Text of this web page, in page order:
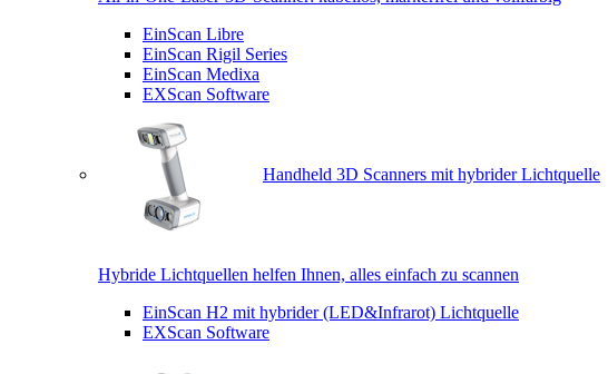
EinScan Libre
EinScan Rigil Series
EinScan Medixa
EXScan Software
Handheld 3D Scanners mit hybrider Lichtquelle
Hybride Lichtquellen helfen Ihnen, alles einfach zu scannen
EinScan H2 mit hybrider (LED&Infrarot) Lichtquelle
EXScan Software